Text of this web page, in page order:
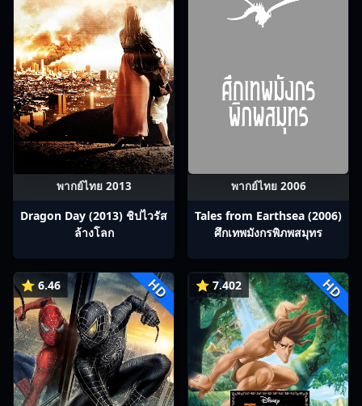
พากย์ไทย 2013
Dragon Day (2013) ชิปไวรัส
ล้างโลก
พากย์ไทย 2006
Tales from Earthsea (2006)
ศึกเทพมังกรพิภพสมุทร
⭐ 6.46 HD ⭐ 7.402 HD